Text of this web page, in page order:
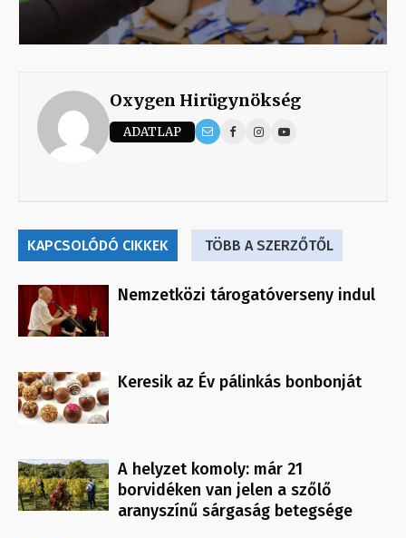
Oxygen Hirügynökség
ADATLAP
KAPCSOLÓDÓ CIKKEK TÖBB A SZERZŐTŐL
Nemzetközi tárogatóverseny indul
Keresik az Év pálinkás bonbonját
A helyzet komoly: már 21
borvidéken van jelen a szőlő
aranyszínű sárgaság betegsége